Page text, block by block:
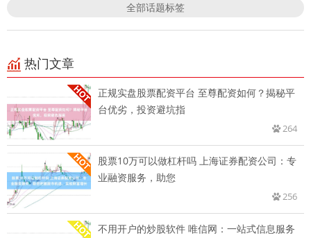
全部话题标签
热门文章
正规实盘股票配资平台 至尊配资如何？揭秘平
台优劣，投资避坑指
264
股票10万可以做杠杆吗 上海证券配资公司：专
业融资服务，助您
256
不用开户的炒股软件 唯信网：一站式信息服务